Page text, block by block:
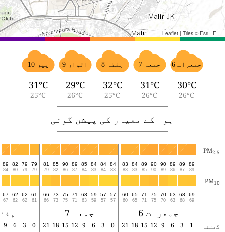
Leaflet |Tiles © Esri - Esri, DeLorme, NAVTEQ, TomTom, Intermap, iPC, USGS, FAO, NPS, NRCAN, GeoBase, Kadaster NL, Ordnance Survey, Esri Japan, METI, Esri China (Hong Kong), and the GIS User Community
جمعرات 6
30°C
26°C
جمعہ 7
31°C
26°C
ہفتہ 8
32°C
25°C
اتوار 9
29°C
26°C
پیر 10
31°C
25°C
ہوا کے معیار کی پیشن گوئی
PM2.5
89
89
89
87
89
86
90
89
90
90
89
85
84
83
83
83
84
83
84
84
84
83
85
84
89
87
90
86
85
82
81
79
79
79
79
79
82
80
89
84
PM10
69
69
68
68
63
63
70
70
75
75
71
71
65
65
60
60
57
57
57
57
59
59
63
63
71
71
75
75
73
73
66
66
61
61
62
62
62
62
67
67
جمعرات 6 جمعہ 7
گھنٹہ 1
3
6
9
12
15
18
21
0
3
6
9
12
15
18
21
0
3
6
9